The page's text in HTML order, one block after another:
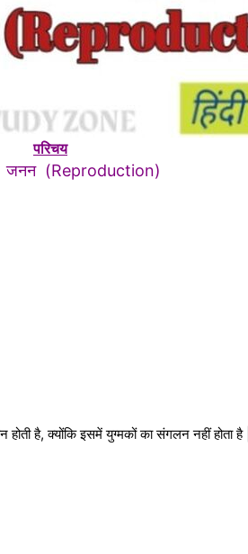
परिचय
जनन (Reproduction)
है, क्योंकि इसमें युग्मकों का संगलन नहीं होता है